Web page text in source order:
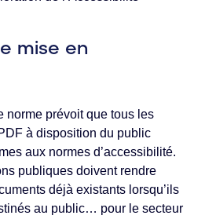
mise en
norme prévoit que tous les
à disposition du public
aux normes d’accessibilité.
publiques doivent rendre
déjà existants lorsqu’ils
au public… pour le secteur